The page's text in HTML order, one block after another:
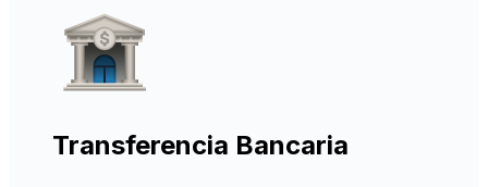
Transferencia Bancaria